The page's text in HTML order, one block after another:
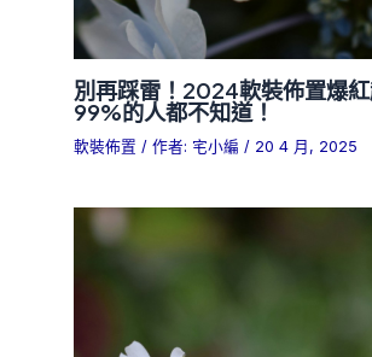
別再踩雷！2024軟裝佈置爆紅
99%的人都不知道！
軟裝佈置 / 作者: 宅小編 / 20 4 月, 2025